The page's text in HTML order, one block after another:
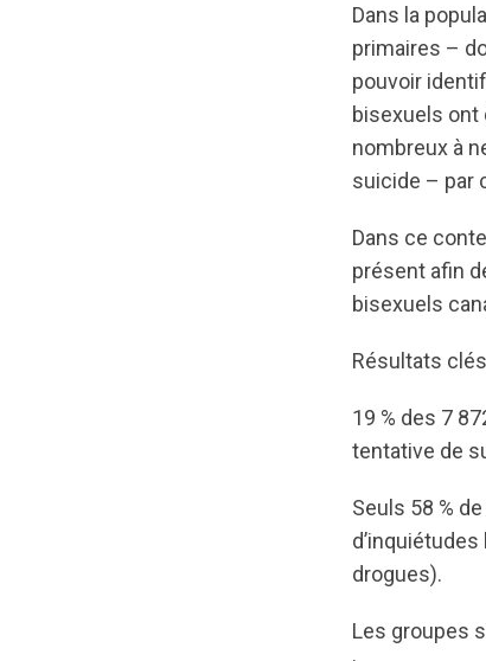
Dans la
primaires –
pouvoir
bisexuels ont
nombreux à
suicide – par
Dans ce
présent afin
bisexuels
Résultats
19 % des 7
tentative de
Seuls 58 %
drogues).
Les groupes